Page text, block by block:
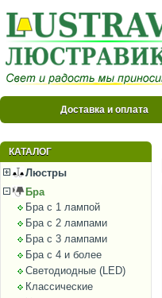
Доставка и оплата
КАТАЛОГ
Люстры
Бра
Бра с 1 лампой
Бра с 2 лампами
Бра с 3 лампами
Бра с 4 и более
Светодиодные (LED)
Классические